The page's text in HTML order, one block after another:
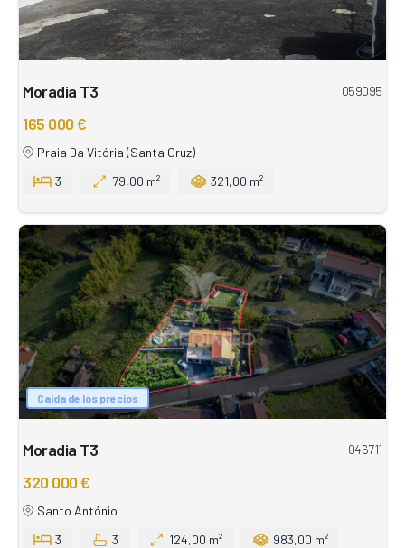
Moradia T3 059095
165 000 €
Praia Da Vitória (Santa Cruz)
3
79,00 m² 321,00 m²
Caída de los precios
Moradia T3 046711
320 000 €
Santo António
3
3 124,00 m² 983,00 m²